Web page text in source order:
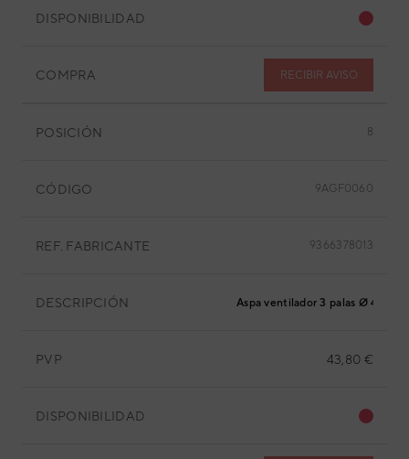
DISPONIBILIDAD
COMPRA RECIBIR AVISO
POSICIÓN 8
CÓDIGO 9AGF0060
REF. FABRICANTE 9366378013
DESCRIPCIÓN Aspa ventilador 3 palas Ø
PVP 43,80 €
DISPONIBILIDAD